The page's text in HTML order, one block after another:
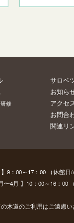
修
サロベ
お知ら
アクセ
お問合
関連リ
：00～17：00 （休館日/
10：00～16：00 （
木道のご利用はご遠慮い